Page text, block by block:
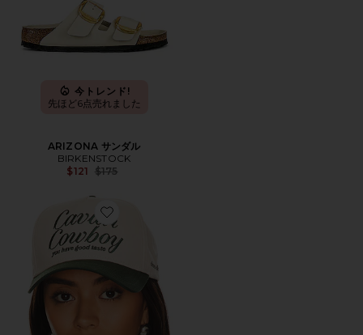
今トレンド!
先ほど6点売れました
ARIZONA サンダル
BIRKENSTOCK
$121 Previous price:
$175
Favorite CAVIAR COWBOY キャップ